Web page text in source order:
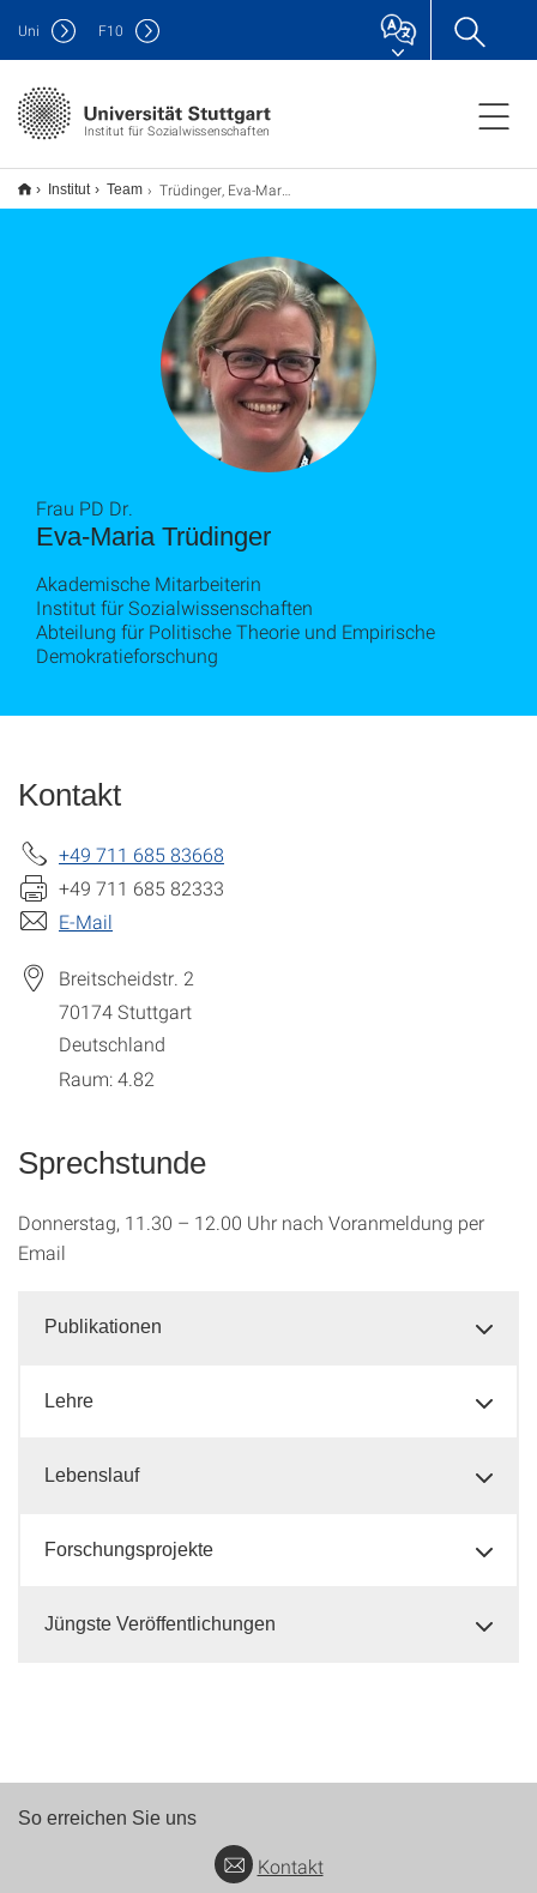
Institut für Sozialwissenschaften
Uni F10
Institut Team Trüdinger, Eva-Maria
Eva-Maria Trüdinger
Frau PD Dr.
Akademische Mitarbeiterin
Institut für Sozialwissenschaften
Abteilung für Politische Theorie und Empirische
Demokratieforschung
Kontakt
+49 711 685 83668
+49 711 685 82333
E-Mail
Breitscheidstr. 2
70174Stuttgart
Deutschland
Raum: 4.82
Sprechstunde
Donnerstag, 11.30 – 12.00 Uhr nach Voranmeldung per
Email
Publikationen
Lehre
Lebenslauf
Forschungsprojekte
Jüngste Veröffentlichungen
So erreichen Sie uns
Kontakt